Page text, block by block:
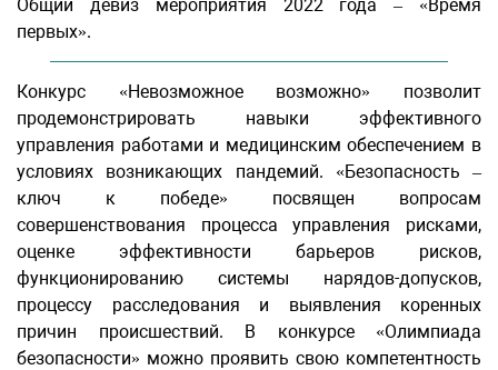
Общий девиз мероприятия 2022 года – «Время
первых».
Конкурс «Невозможное возможно» позволит
продемонстрировать навыки эффективного
управления работами и медицинским обеспечением в
условиях возникающих пандемий. «Безопасность –
ключ к победе» посвящен вопросам
совершенствования процесса управления рисками,
оценке эффективности барьеров рисков,
функционированию системы нарядов-допусков,
процессу расследования и выявления коренных
причин происшествий. В конкурсе «Олимпиада
безопасности» можно проявить свою компетентность